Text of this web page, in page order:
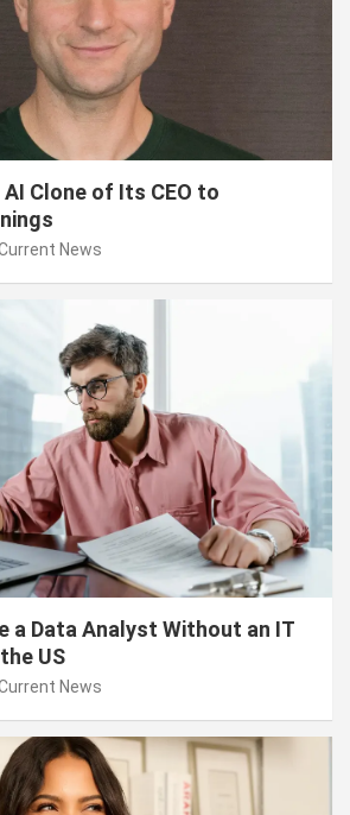
AI Clone of Its CEO to
News
a Data Analyst Without an IT
US
News